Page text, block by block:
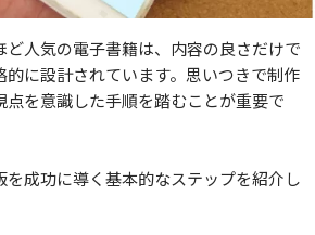
ど人気の電子書籍は、内容の良さだけで
的に設計されています。思いつきで制作
点を意識した手順を踏むことが重要で
を成功に導く基本的なステップを紹介し